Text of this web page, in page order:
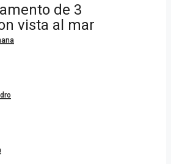
de 3
vista al mar